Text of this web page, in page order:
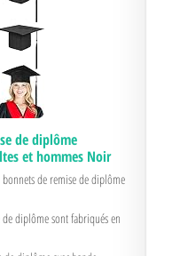
de diplôme
et hommes Noir
de remise de diplôme
diplôme sont fabriqués en